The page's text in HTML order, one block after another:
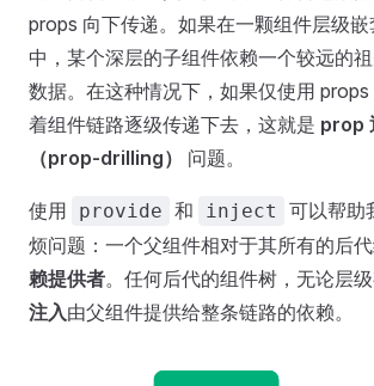
props 向下传递。如果在一颗组件层级
中，某个深层的子组件依赖一个较远的
数据。在这种情况下，如果仅使用
着组件链路逐级传递下去，这就是 prop
（prop-drilling）
问题。
使用 provide 和 inject
可以帮助
烦问题：一个父组件相对于其所有的后
赖提供者。任何后代的组件树，无论层
注入由父组件提供给整条链路的依赖。